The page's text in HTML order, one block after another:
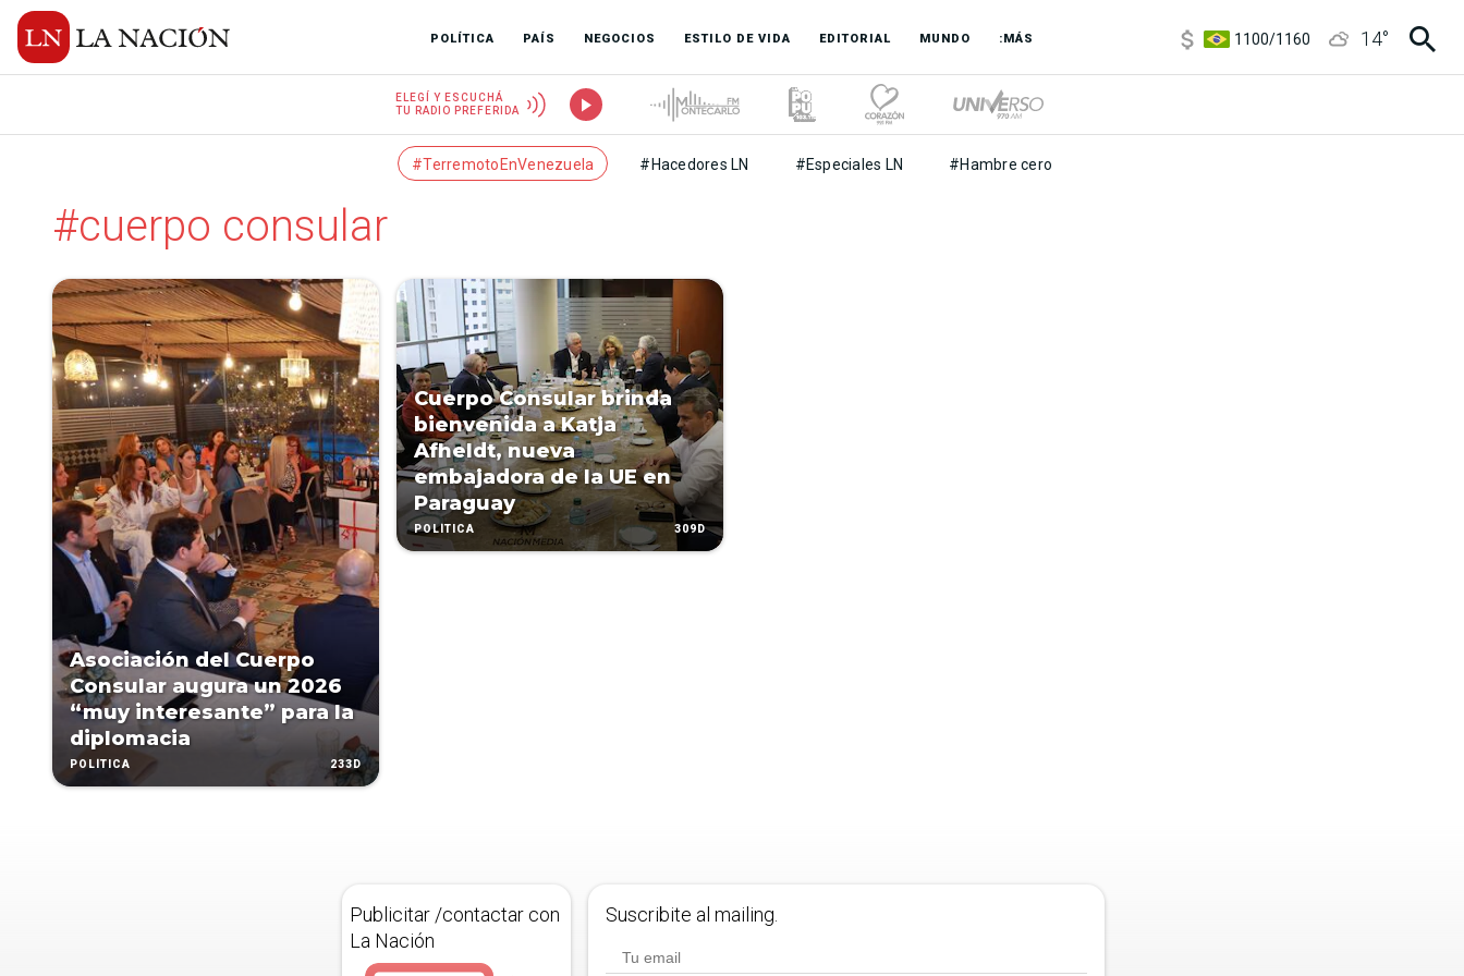
POLÍTICA PAÍS NEGOCIOS ESTILO DE VIDA EDITORIAL MUNDO :MÁS
1100/1160
14°
ELEGÍ Y ESCUCHÁ
TU RADIO PREFERIDA
#TerremotoEnVenezuela #Hacedores LN #Especiales LN #Hambre cero
#cuerpo consular
Asociación del Cuerpo
Consular augura un 2026
“muy interesante” para la
diplomacia
POLÍTICA 233D
Cuerpo Consular brinda
bienvenida a Katja
Afheldt, nueva
embajadora de la UE en
Paraguay
POLÍTICA 309D
Publicitar /contactar con
La Nación
Suscribite al mailing.